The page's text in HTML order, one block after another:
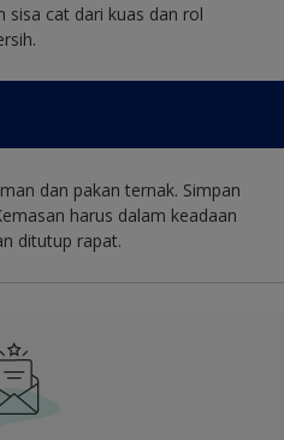
sisa cat dari kuas dan rol
dan pakan ternak. Simpan
harus dalam keadaan
ditutup rapat.